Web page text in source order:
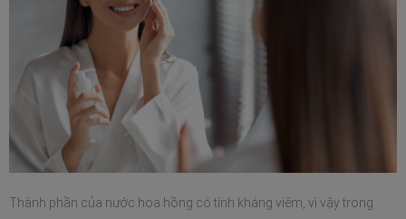
Thành phần của nước hoa hồng có tính kháng viêm, vì vậy trong